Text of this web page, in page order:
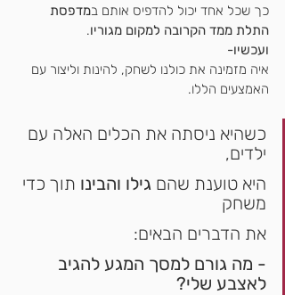
כך שכל אחד יכול להדפיס אותם במדפסת
התלת ממד הקרובה למקום מגוריו.
ועכשיו-
איה מזמינה את כולנו לשחק, להינות וליצור עם
האמצעים הללו.
כשהיא ניסתה את הכלים האלה עם
ילדים,
היא טוענת שהם גילו והבינו תוך כדי
משחק
את הדברים הבאים:
- מה גורם למסך המגע להגיב
לאצבע שלי?